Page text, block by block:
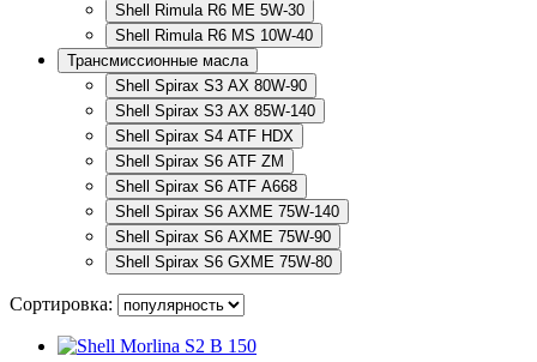
Shell Rimula R6 ME 5W-30
Shell Rimula R6 MS 10W-40
Трансмиссионные масла
Shell Spirax S3 AX 80W-90
Shell Spirax S3 AX 85W-140
Shell Spirax S4 ATF HDX
Shell Spirax S6 ATF ZM
Shell Spirax S6 ATF А668
Shell Spirax S6 AXME 75W-140
Shell Spirax S6 AXME 75W-90
Shell Spirax S6 GXME 75W-80
Сортировка: